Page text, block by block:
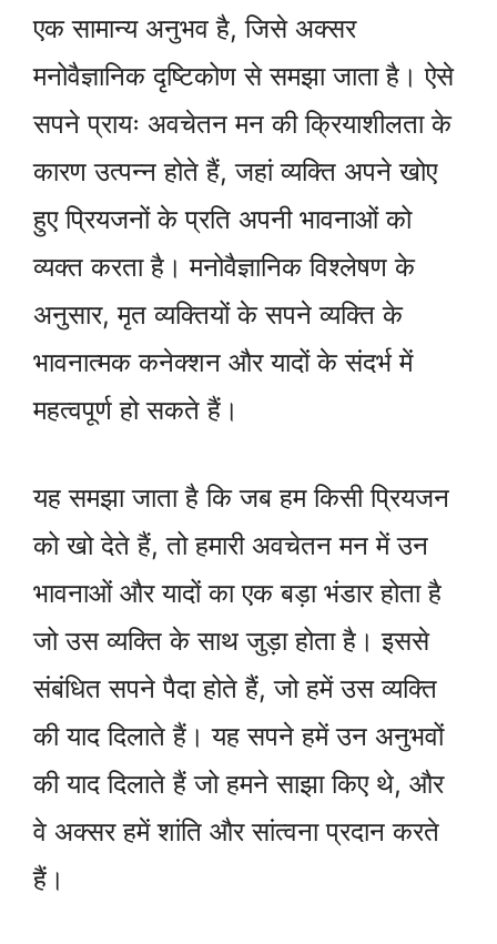
एक सामान्य अनुभव है, जिसे अक्सर
मनोवैज्ञानिक दृष्टिकोण से समझा जाता है। ऐसे
सपने प्रायः अवचेतन मन की क्रियाशीलता के
कारण उत्पन्न होते हैं, जहां व्यक्ति अपने खोए
हुए प्रियजनों के प्रति अपनी भावनाओं को
व्यक्त करता है। मनोवैज्ञानिक विश्लेषण के
अनुसार, मृत व्यक्तियों के सपने व्यक्ति के
भावनात्मक कनेक्शन और यादों के संदर्भ में
महत्वपूर्ण हो सकते हैं।
यह समझा जाता है कि जब हम किसी प्रियजन
को खो देते हैं, तो हमारी अवचेतन मन में उन
भावनाओं और यादों का एक बड़ा भंडार होता है
जो उस व्यक्ति के साथ जुड़ा होता है। इससे
संबंधित सपने पैदा होते हैं, जो हमें उस व्यक्ति
की याद दिलाते हैं। यह सपने हमें उन अनुभवों
की याद दिलाते हैं जो हमने साझा किए थे, और
वे अक्सर हमें शांति और सांत्वना प्रदान करते
हैं।